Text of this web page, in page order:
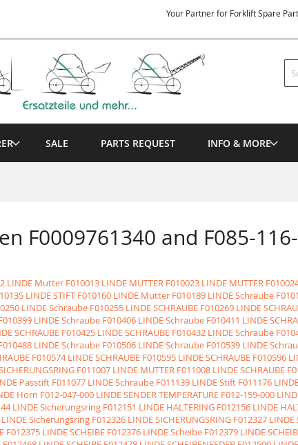
Your Partner for Forklift Spare
SALE PARTS REQUEST INFO & MORE
F0009761340 and F085-
LINDE Mutter F010013 LINDE MUTTER F010023 LINDE MUTTER
LINDE STIFT F010160 LINDE Mutter F010189 LINDE Schraube
LINDE Schraube F010255 LINDE SCHRAUBE F010269 LINDE
LINDE Schraube F010406 LINDE Schraube F010411 LINDE
SCHRAUBE F010425 LINDE SCHRAUBE F010432 LINDE Schraube
LINDE Schraube F010506 LINDE Schraube F010539 LINDE
F010574 LINDE SCHRAUBE F010595 LINDE SCHRAUBE F010596
F011007 LINDE MUTTER F011008 LINDE SCHRAUBE
Passtift F011077 LINDE Schraube F011139 LINDE Stift F011176
Horn F012-047-000 LINDE SENDER TEMPERATURE F012-159-000
LINDE Sicherungsring F012151 LINDE HALTERING F012156 LINDE
LINDE Sicherungsring F012326 LINDE SICHERUNGSRING F012327 LINDE
F012375 LINDE SCHEIBE F012376 LINDE Scheibe F012379 LINDE